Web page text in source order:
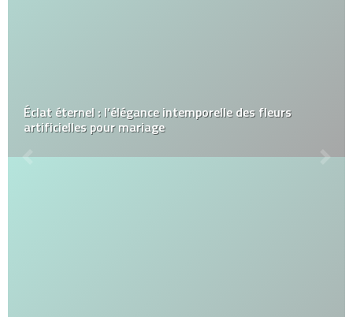
Éclat éternel : l’élégance intemporelle des fleurs
artificielles pour mariage